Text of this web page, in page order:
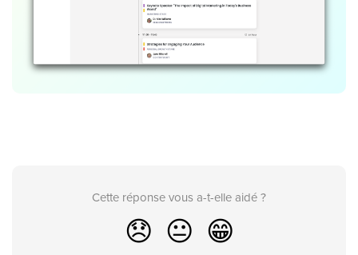
Cette réponse vous a-t-elle aidé ?
😞 😐 😁